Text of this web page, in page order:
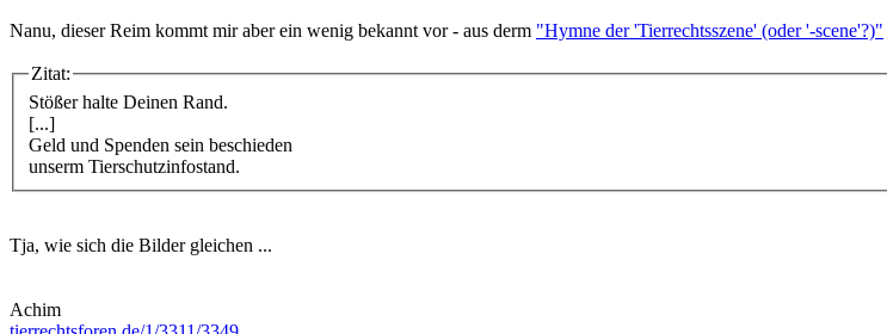
Nanu, dieser Reim kommt mir aber ein wenig bekannt vor - aus derm "Hymne der 'Tierrechtsszene' (oder '-scene'?)"
Zitat:
Stößer halte Deinen Rand.
[...]
Geld und Spenden sein beschieden
unserm Tierschutzinfostand.
Tja, wie sich die Bilder gleichen ...
Achim